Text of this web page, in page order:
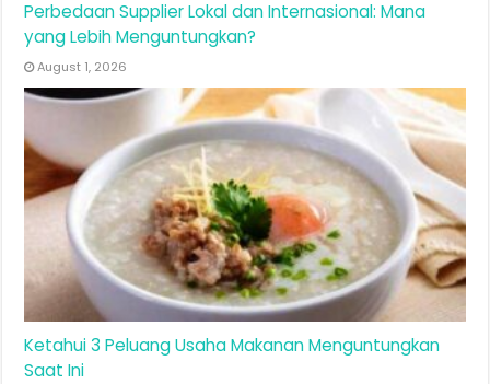
Perbedaan Supplier Lokal dan Internasional: Mana
yang Lebih Menguntungkan?
August 1, 2026
Ketahui 3 Peluang Usaha Makanan Menguntungkan
Saat Ini